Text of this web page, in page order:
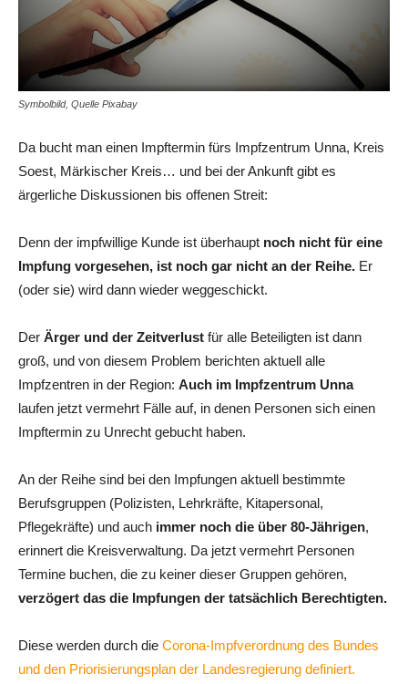
Symbolbild, Quelle Pixabay
Da bucht man einen Impftermin fürs Impfzentrum Unna, Kreis
Soest, Märkischer Kreis… und bei der Ankunft gibt es
ärgerliche Diskussionen bis offenen Streit:
Denn der impfwillige Kunde ist überhaupt noch nicht für eine
Impfung vorgesehen, ist noch gar nicht an der Reihe. Er
(oder sie) wird dann wieder weggeschickt.
Der Ärger und der Zeitverlust für alle Beteiligten ist dann
groß, und von diesem Problem berichten aktuell alle
Impfzentren in der Region: Auch im Impfzentrum Unna
laufen jetzt vermehrt Fälle auf, in denen Personen sich einen
Impftermin zu Unrecht gebucht haben.
An der Reihe sind bei den Impfungen aktuell bestimmte
Berufsgruppen (Polizisten, Lehrkräfte, Kitapersonal,
Pflegekräfte) und auch immer noch die über 80-Jährigen,
erinnert die Kreisverwaltung. Da jetzt vermehrt Personen
Termine buchen, die zu keiner dieser Gruppen gehören,
verzögert das die Impfungen der tatsächlich Berechtigten.
Diese werden durch die Corona-Impfverordnung des Bundes
und den Priorisierungsplan der Landesregierung definiert.